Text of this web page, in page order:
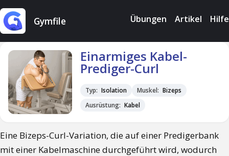
Gymfile Übungen Artikel Hilfe
Einarmiges Kabel-
Prediger-Curl
Typ: Isolation Muskel: Bizeps
Ausrüstung: Kabel
Eine Bizeps-Curl-Variation, die auf einer Predigerbank
mit einer Kabelmaschine durchgeführt wird, wodurch